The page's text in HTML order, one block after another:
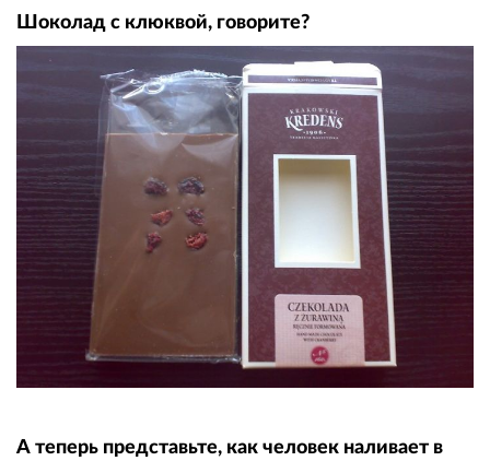
Шоколад с клюквой, говорите?
А теперь представьте, как человек наливает в